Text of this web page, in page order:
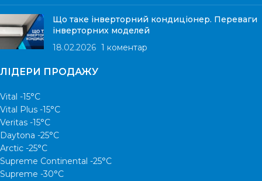
Що таке інверторний кондиціонер. Переваги
інверторних моделей
18.02.2026 1 коментар
ЛІДЕРИ ПРОДАЖУ
Vital -15°С
Vital Plus -15°C
Veritas -15°С
Daytona -25°С
Arctic -25°С
Supreme Continental -25°С
Supreme -30°С